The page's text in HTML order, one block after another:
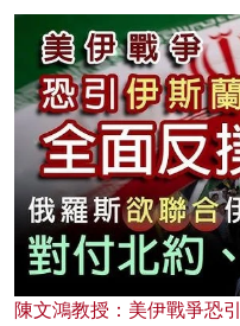
陳文鴻教授：美伊戰爭恐